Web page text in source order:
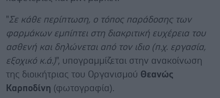
"Σε κάθε περίπτωση, ο τόπος παράδοσης των
φαρμάκων εμπίπτει στη διακριτική ευχέρεια του
ασθενή και δηλώνεται από τον ιδιο (π.χ. εργασία,
εξοχικό κ.ά.)", υπογραμμίζεται στην ανακοίνωση
της διοικήτριας του Οργανισμού Θεανώς
Καρποδίνη (φωτογραφία).